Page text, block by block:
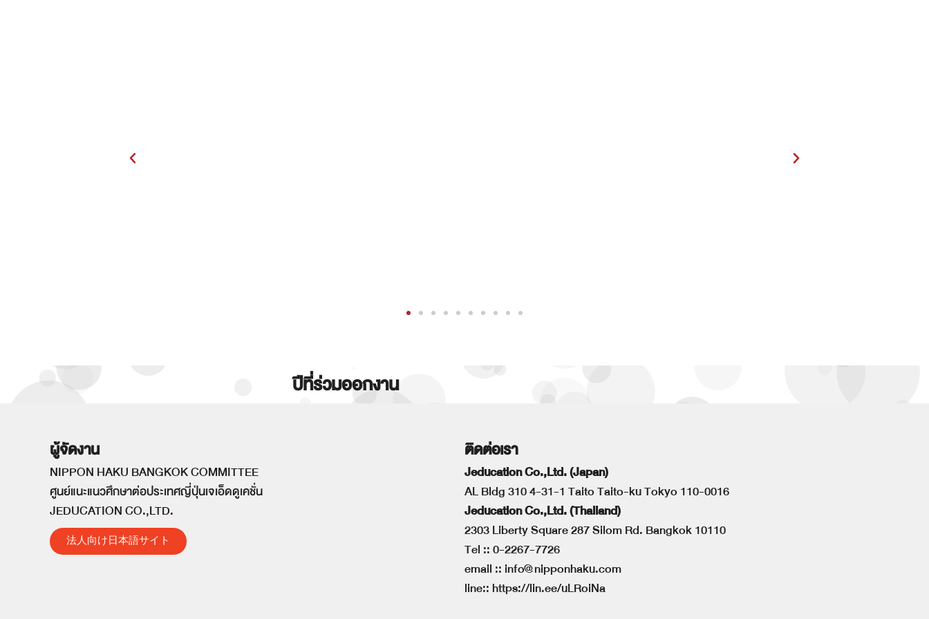
ปีที่ร่วมออกงาน
ผู้จัดงาน
NIPPON HAKU BANGKOK COMMITTEE
ศูนย์แนะแนวศึกษาต่อประเทศญี่ปุ่นเจเอ็ดดูเคชั่น
JEDUCATION CO.,LTD.
法人向け日本語サイト
ติดต่อเรา
Jeducation Co.,Ltd. (Japan)
AL Bldg 310 4-31-1 Taito Taito-ku Tokyo 110-0016
Jeducation Co.,Ltd. (Thailand)
2303 Liberty Square 287 Silom Rd. Bangkok 10110
Tel ::0-2267-7726
email :: info@nipponhaku.com
line::https://lin.ee/uLRoiNa